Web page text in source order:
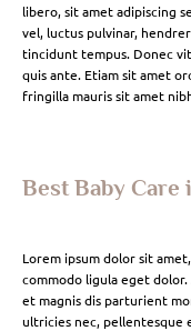
libero, sit amet adipiscing
vel, luctus pulvinar,
tincidunt tempus. Donec
quis ante. Etiam sit amet
fringilla mauris sit amet
Best Baby Care
Lorem ipsum dolor sit
commodo ligula eget dolor.
et magnis dis parturient
ultricies nec, pellentesque